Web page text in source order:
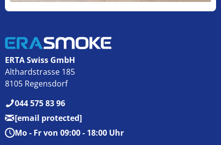
ERTA Swiss GmbH
Althardstrasse 185
8105 Regensdorf
044 575 83 96
[email protected]
Mo - Fr von 09:00 - 18:00 Uhr